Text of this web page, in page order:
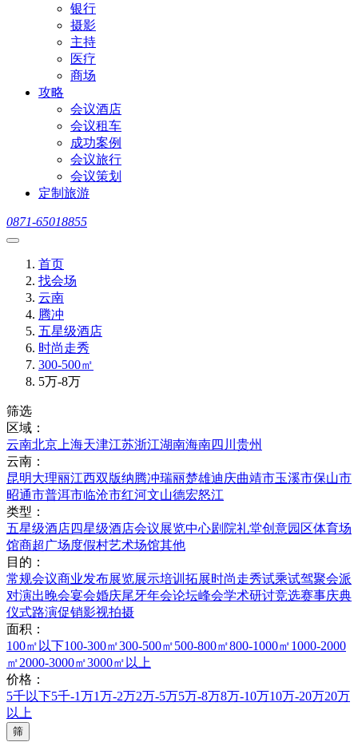
银行
摄影
主持
医疗
商场
攻略
会议酒店
会议租车
成功案例
会议旅行
会议策划
定制旅游
0871-65018855
首页
找会场
云南
腾冲
五星级酒店
时尚走秀
300-500㎡
5万-8万
筛选
区域：
云南北京 上海天津江苏浙江湖南海南四川 贵州
云南：
昆明大理丽江西双版纳腾冲瑞丽楚雄迪庆曲靖市玉溪市保山市
昭通市普洱市临沧市红河文山德宏怒江
类型：
五星级酒店四星级酒店会议展览中心剧院礼堂创意园区体育场
馆商超广场度假村艺术场馆其他
目的：
常规会议商业发布展览展示培训拓展时尚走秀试乘试驾聚会派
对演出晚会宴会婚庆尾牙年会论坛峰会学术研讨竞选赛事庆典
仪式路演促销影视拍摄
面积：
100㎡以下100-300㎡300-500㎡500-800㎡800-1000㎡1000-2000
㎡2000-3000㎡3000㎡以上
价格：
5千以下5千-1万1万-2万2万-5万5万-8万8万-10万10万-20万20万
以上
筛